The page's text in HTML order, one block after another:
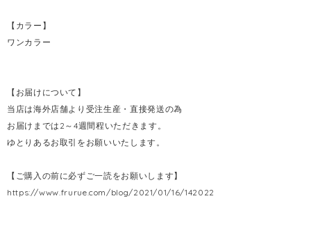
【カラー】
ワンカラー
【お届けについて】
当店は海外店舗より受注生産・直接発送の為
お届けまでは2～4週間程いただきます。
ゆとりあるお取引をお願いいたします。
【ご購入の前に必ずご一読をお願いします】
https://www.frurue.com/blog/2021/01/16/142022